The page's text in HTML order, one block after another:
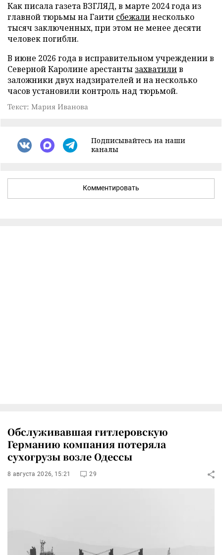
Как писала газета ВЗГЛЯД, в марте 2024 года из
главной тюрьмы на Гаити сбежалинесколько
тысяч заключенных, при этом не менее десяти
человек погибли.
В июне 2026 года в исправительном учреждении в
Северной Каролине арестанты захватилив
заложники двух надзирателей и на несколько
часов установили контроль над тюрьмой.
Текст: Мария Иванова
Подписывайтесь на наши
каналы
Комментировать
Обслуживавшая гитлеровскую
Германию компания потеряла
сухогрузы возле Одессы
8 августа 2026, 15:21 29